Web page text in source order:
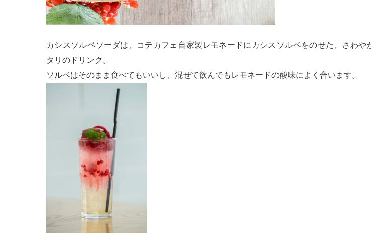
カシスソルベソーダは、コテカフェ自家製レモネードにカシスソルベをのせた、さわや
タリのドリンク。
ソルベはそのまま食べてもいいし、混ぜて飲んでもレモネードの酸味によく合います。